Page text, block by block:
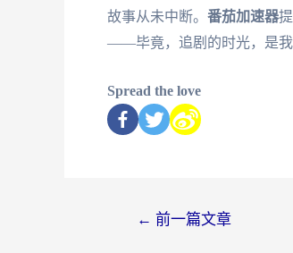
故事从未中断。 番茄加速器
——毕竟，追剧的时光，是我
Spread the love
← 前一篇文章